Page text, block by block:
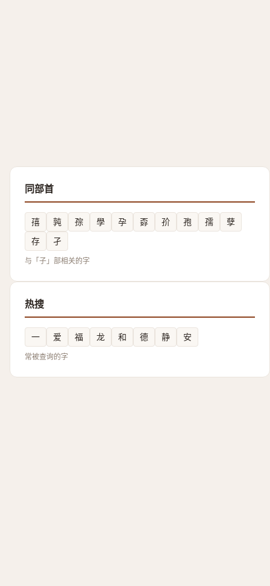
同部首
㝆 㝄 孮 學 孕 孬 㜾 孢 孺
孽
存
孑
与「子」部相关的字
热搜
一 爱 福 龙 和 德 静 安
常被查询的字